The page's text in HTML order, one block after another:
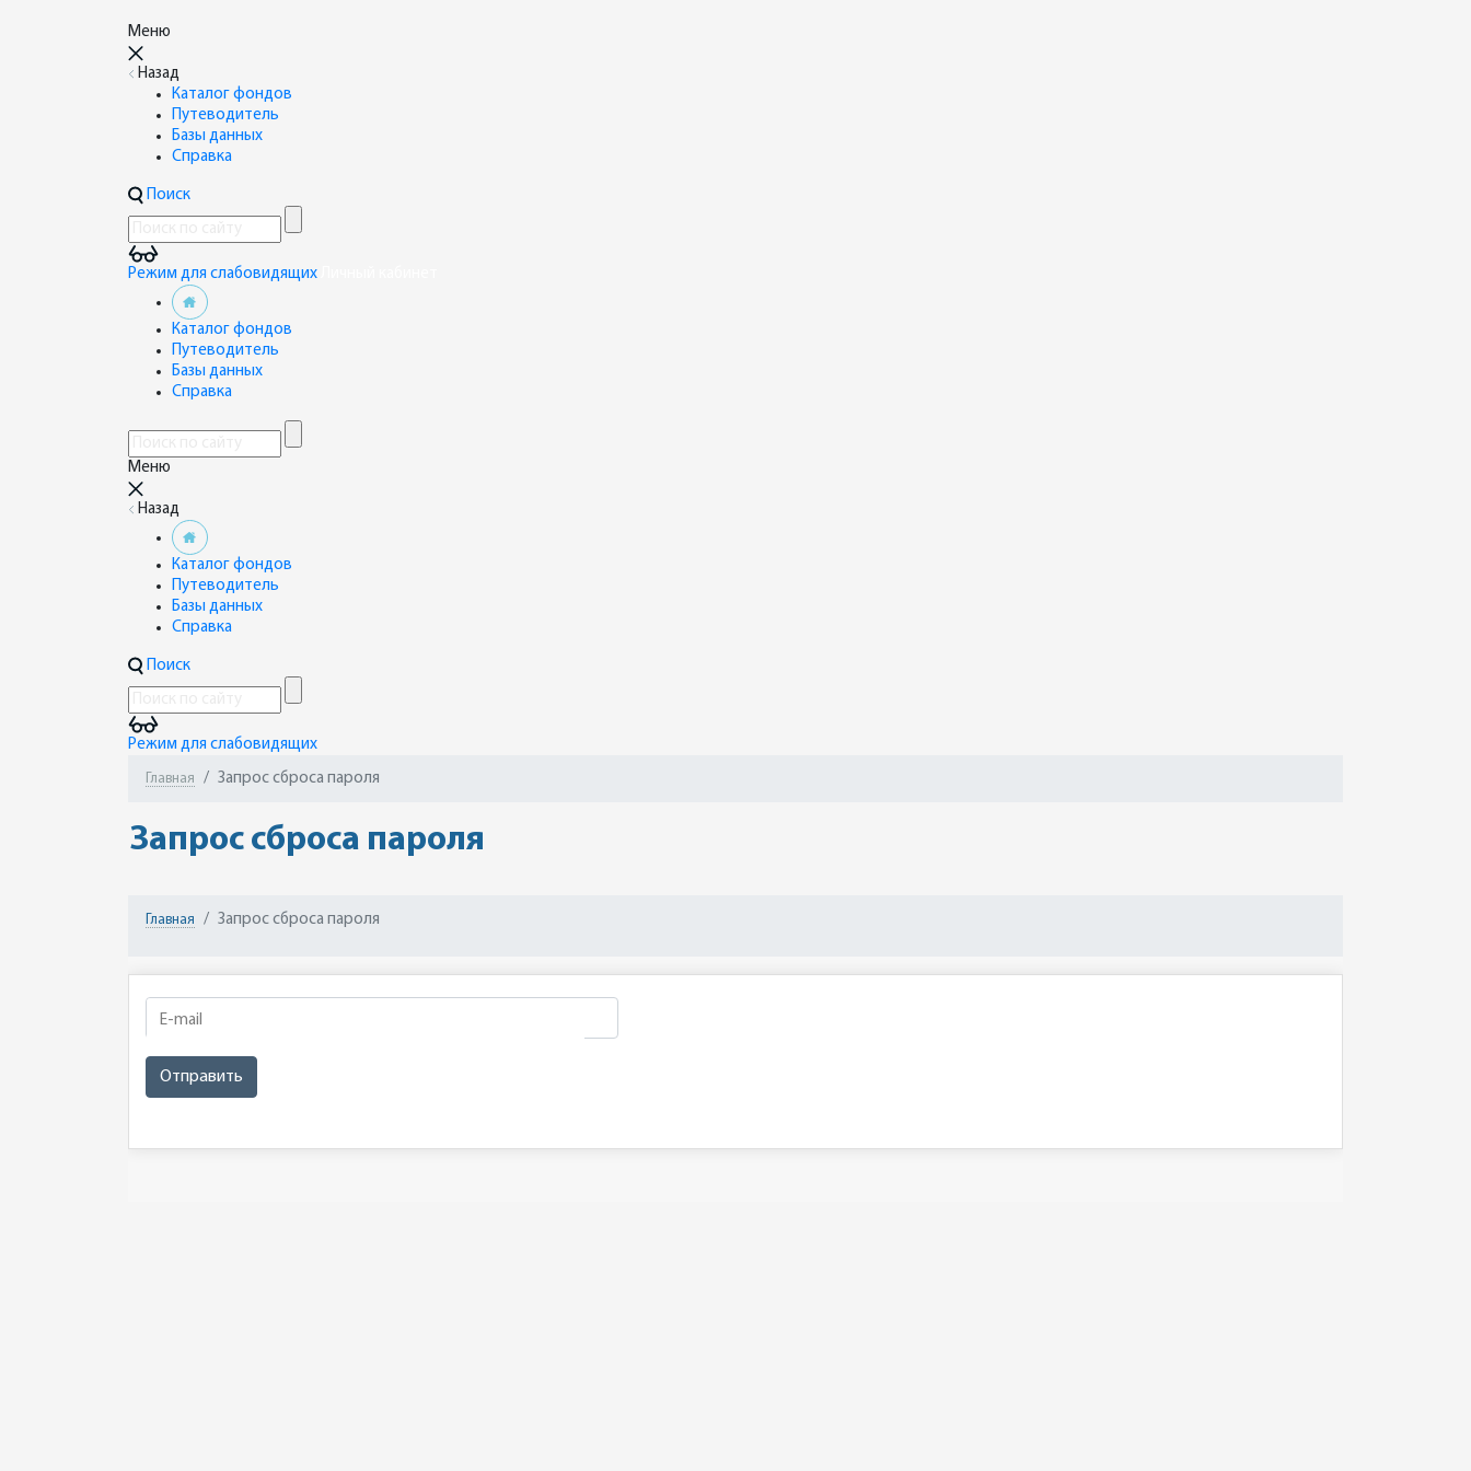
Меню
Назад
Каталог фондов
Путеводитель
Базы данных
Справка
Поиск
Режим для слабовидящих
Каталог фондов
Путеводитель
Базы данных
Справка
Меню
Назад
Каталог фондов
Путеводитель
Базы данных
Справка
Поиск
Режим для слабовидящих
Главная Запрос сброса пароля
Запрос сброса пароля
Главная Запрос сброса пароля
E-mail
Отправить